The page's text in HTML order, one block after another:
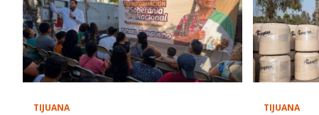
TIJUANA TIJUANA